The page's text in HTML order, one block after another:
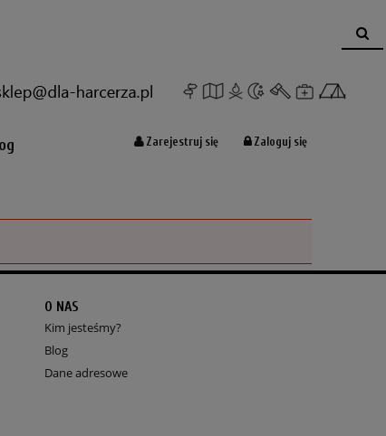
Zarejestruj się Zaloguj się
O NAS
Kim jesteśmy?
Blog
Dane adresowe